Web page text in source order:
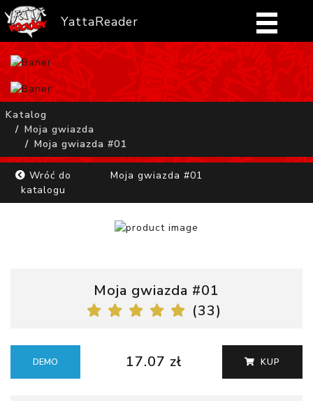
YattaReader
Home
Pobierz
FAQ
Mangi
Katalog
Moja gwiazda
Moja gwiazda #01
Wróć do
katalogu
Moja gwiazda #01
Moja gwiazda #01
(33)
DEMO 17.07 zł KUP